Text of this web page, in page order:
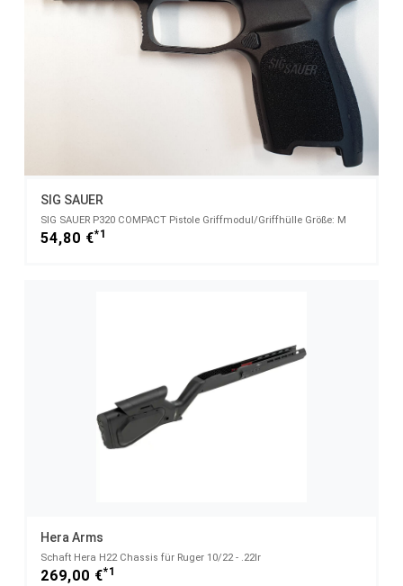
SIG SAUER
SIG SAUER P320 COMPACT Pistole Griffmodul/Griffhülle Größe: M
54,80 €*1
Hera Arms
Schaft Hera H22 Chassis für Ruger 10/22 - .22lr
269,00 €*1